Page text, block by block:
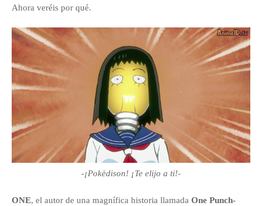
Ahora veréis por qué.
-¡Pokèdison! ¡Te elijo a ti!-
ONE, el autor de una magnífica historia llamada One Punch-